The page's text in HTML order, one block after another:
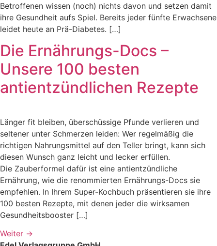
Betroffenen wissen (noch) nichts davon und setzen damit
ihre Gesundheit aufs Spiel. Bereits jeder fünfte Erwachsene
leidet heute an Prä-Diabetes. […]
Die Ernährungs-Docs –
Unsere 100 besten
antientzündlichen Rezepte
Länger fit bleiben, überschüssige Pfunde verlieren und
seltener unter Schmerzen leiden: Wer regelmäßig die
richtigen Nahrungsmittel auf den Teller bringt, kann sich
diesen Wunsch ganz leicht und lecker erfüllen.
Die Zauberformel dafür ist eine antientzündliche
Ernährung, wie die renommierten Ernährungs-Docs sie
empfehlen. In Ihrem Super-Kochbuch präsentieren sie ihre
100 besten Rezepte, mit denen jeder die wirksamen
Gesundheitsbooster […]
Weiter →